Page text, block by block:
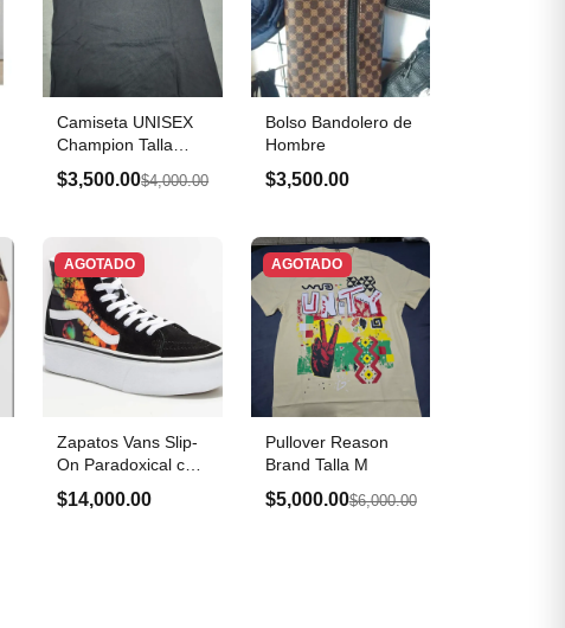
Camiseta UNISEX
Champion Talla
Small
$3,500.00$4,000.00
Bolso Bandolero de
Hombre
$3,500.00
AGOTADO
Zapatos Vans Slip-
On Paradoxical con
plataforma
$14,000.00
AGOTADO
Pullover Reason
Brand Talla M
$5,000.00$6,000.00